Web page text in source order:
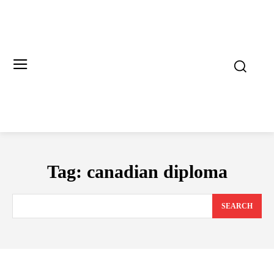
Tag: canadian diploma
SEARCH